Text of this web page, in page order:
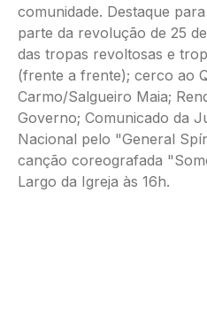
comunidade. Destaque
parte da revolução de 25
das tropas revoltosas e
(frente a frente); cerco ao
Carmo/Salgueiro Maia;
Governo; Comunicado da
Nacional pelo "General
canção coreografada
Largo da Igreja às 16h.